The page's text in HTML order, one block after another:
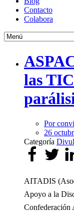
Contacto
Colabora
las
Por
26
Categoría
AITADIS
Apoyo a la
Confederación